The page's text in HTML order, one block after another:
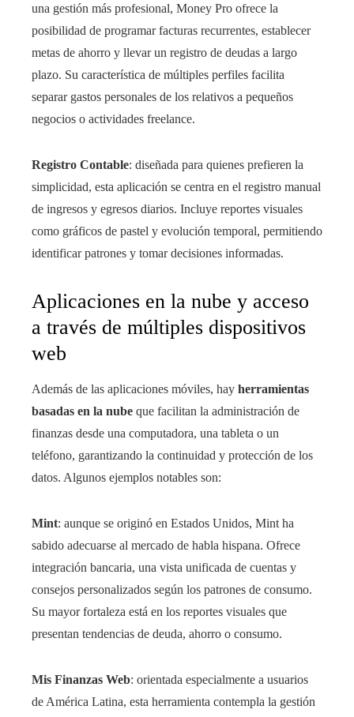
una gestión más profesional, Money Pro ofrece la
posibilidad de programar facturas recurrentes, establecer
metas de ahorro y llevar un registro de deudas a largo
plazo. Su característica de múltiples perfiles facilita
separar gastos personales de los relativos a pequeños
negocios o actividades freelance.
Registro Contable: diseñada para quienes prefieren la
simplicidad, esta aplicación se centra en el registro manual
de ingresos y egresos diarios. Incluye reportes visuales
como gráficos de pastel y evolución temporal, permitiendo
identificar patrones y tomar decisiones informadas.
Aplicaciones en la nube y acceso
a través de múltiples dispositivos
web
Además de las aplicaciones móviles, hay herramientas
basadas en la nube que facilitan la administración de
finanzas desde una computadora, una tableta o un
teléfono, garantizando la continuidad y protección de los
datos. Algunos ejemplos notables son:
Mint: aunque se originó en Estados Unidos, Mint ha
sabido adecuarse al mercado de habla hispana. Ofrece
integración bancaria, una vista unificada de cuentas y
consejos personalizados según los patrones de consumo.
Su mayor fortaleza está en los reportes visuales que
presentan tendencias de deuda, ahorro o consumo.
Mis Finanzas Web: orientada especialmente a usuarios
de América Latina, esta herramienta contempla la gestión